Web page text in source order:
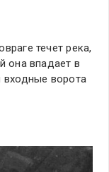
течет река,
она впадает в
ворота